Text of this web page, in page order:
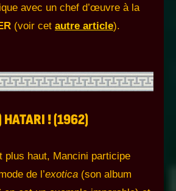
avec un chef d’œuvre à la
(voir cet autre article).
HATARI ! (1962)
plus haut, Mancini participe
de l’exotica (son album